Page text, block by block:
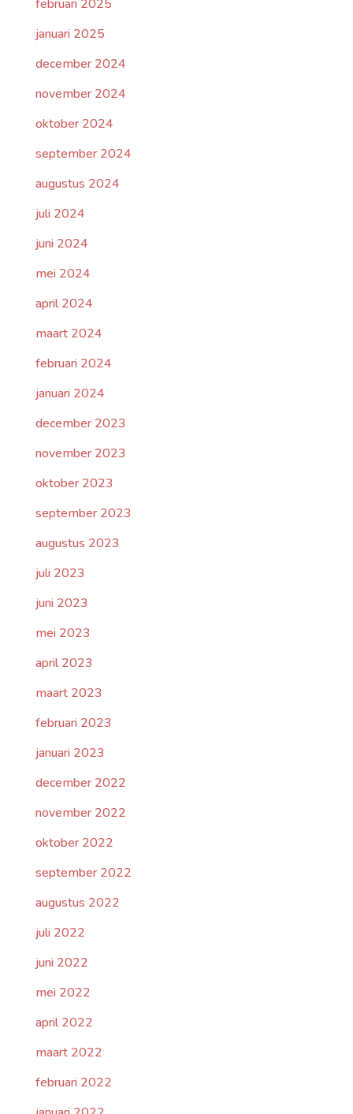
februari 2025
januari 2025
december 2024
november 2024
oktober 2024
september 2024
augustus 2024
juli 2024
juni 2024
mei 2024
april 2024
maart 2024
februari 2024
januari 2024
december 2023
november 2023
oktober 2023
september 2023
augustus 2023
juli 2023
juni 2023
mei 2023
april 2023
maart 2023
februari 2023
januari 2023
december 2022
november 2022
oktober 2022
september 2022
augustus 2022
juli 2022
juni 2022
mei 2022
april 2022
maart 2022
februari 2022